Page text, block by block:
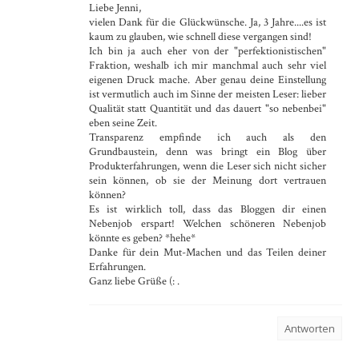
Liebe Jenni,
vielen Dank für die Glückwünsche. Ja, 3 Jahre....es ist
kaum zu glauben, wie schnell diese vergangen sind!
Ich bin ja auch eher von der "perfektionistischen"
Fraktion, weshalb ich mir manchmal auch sehr viel
eigenen Druck mache. Aber genau deine Einstellung
ist vermutlich auch im Sinne der meisten Leser: lieber
Qualität statt Quantität und das dauert "so nebenbei"
eben seine Zeit.
Transparenz empfinde ich auch als den
Grundbaustein, denn was bringt ein Blog über
Produkterfahrungen, wenn die Leser sich nicht sicher
sein können, ob sie der Meinung dort vertrauen
können?
Es ist wirklich toll, dass das Bloggen dir einen
Nebenjob erspart! Welchen schöneren Nebenjob
könnte es geben? *hehe*
Danke für dein Mut-Machen und das Teilen deiner
Erfahrungen.
Ganz liebe Grüße (: .
Antworten